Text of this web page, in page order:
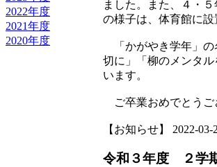
2022年度
2021年度
2020年度
ました。また、４・
の様子は、体育館に
「かがやき学年」の
切に」「柳のメンタ
います。
ご卒業おめでとうご
【お知らせ】 2022-03-
令和３年度 ２学